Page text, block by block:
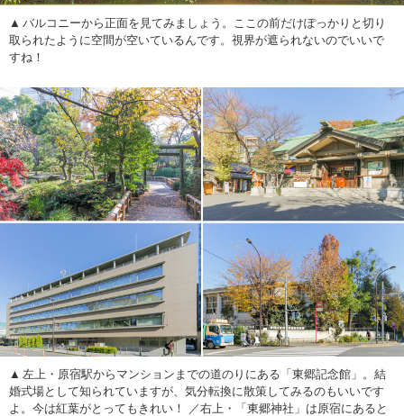
バルコニーから正面を見てみましょう。ここの前だけぽっかりと切り
取られたように空間が空いているんです。視界が遮られないのでいいで
すね！
左上・原宿駅からマンションまでの道のりにある「東郷記念館」。結
婚式場として知られていますが、気分転換に散策してみるのもいいです
よ。今は紅葉がとってもきれい！ ／右上・「東郷神社」は原宿にあると